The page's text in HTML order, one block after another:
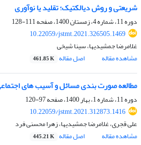
شریعتی و روش دیالکتیک؛ تقلید یا نوآوری
دوره 11، شماره 4، زمستان 1400، صفحه
111-128
10.22059/jstmt.2021.326505.1469
غلامرضا جمشیدیها، سینا شیخی
مشاهده مقاله
اصل مقاله 461.85 K
مطالعه صورت بندی مسائل و آسیب های
دوره 11، شماره 1، بهار 1400، صفحه
97-120
10.22059/jstmt.2021.312873.1416
علی قجری، غلامرضا جمشیدیها، زهرا محسنی فرد
مشاهده مقاله
اصل مقاله 445.21 K